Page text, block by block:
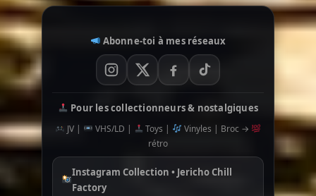
Abonne-toi à mes réseaux
Pour les collectionneurs & nostalgiques
JV | VHS/LD | Toys |
Vinyles | Broc →
rétro
Instagram Collection • Jericho Chill
Factory